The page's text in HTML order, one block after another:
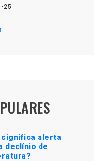
25
significa alerta
declínio de